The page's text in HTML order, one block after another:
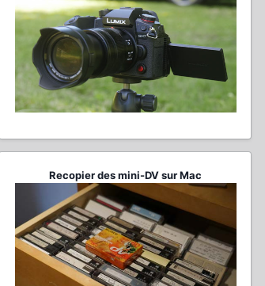
Recopier des mini-DV sur Mac